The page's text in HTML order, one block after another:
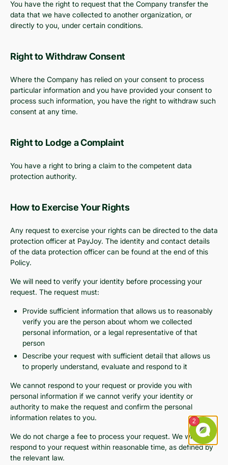
You have the right to request that the Company transfer the
data that we have collected to another organization, or
directly to you, under certain conditions.
Right to Withdraw Consent
Where the Company has relied on your consent to process
particular information and you have provided your consent to
process such information, you have the right to withdraw such
consent at any time.
Right to Lodge a Complaint
You have a right to bring a claim to the competent data
protection authority.
How to Exercise Your Rights
Any request to exercise your rights can be directed to the data
protection officer at PayJoy. The identity and contact details
of the data protection officer can be found at the end of this
Policy.
We will need to verify your identity before processing your
request. The request must:
Provide sufficient information that allows us to reasonably
verify you are the person about whom we collected
personal information, or a legal representative of that
person
Describe your request with sufficient detail that allows us
to properly understand, evaluate and respond to it
We cannot respond to your request or provide you with
personal information if we cannot verify your identity or
authority to make the request and confirm the personal
information relates to you.
We do not charge a fee to process your request. We will
respond to your request within reasonable time, as defined by
the relevant law.